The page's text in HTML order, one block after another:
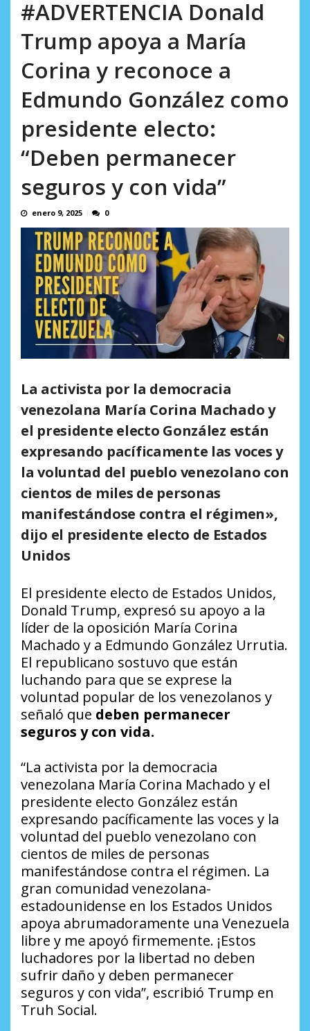
#ADVERTENCIA Donald
Trump apoya a María
Corina y reconoce a
Edmundo González como
presidente electo:
“Deben permanecer
seguros y con vida”
enero 9, 2025 0
La activista por la democracia
venezolana María Corina Machado y
el presidente electo González están
expresando pacíficamente las voces y
la voluntad del pueblo venezolano con
cientos de miles de personas
manifestándose contra el régimen»,
dijo el presidente electo de Estados
Unidos
El presidente electo de Estados Unidos,
Donald Trump, expresó su apoyo a la
líder de la oposición María Corina
Machado y a Edmundo González Urrutia.
El republicano sostuvo que están
luchando para que se exprese la
voluntad popular de los venezolanos y
señaló que deben permanecer
seguros y con vida.
“La activista por la democracia
venezolana María Corina Machado y el
presidente electo González están
expresando pacíficamente las voces y la
voluntad del pueblo venezolano con
cientos de miles de personas
manifestándose contra el régimen. La
gran comunidad venezolana-
estadounidense en los Estados Unidos
apoya abrumadoramente una Venezuela
libre y me apoyó firmemente. ¡Estos
luchadores por la libertad no deben
sufrir daño y deben permanecer
seguros y con vida”, escribió Trump en
Truh Social.